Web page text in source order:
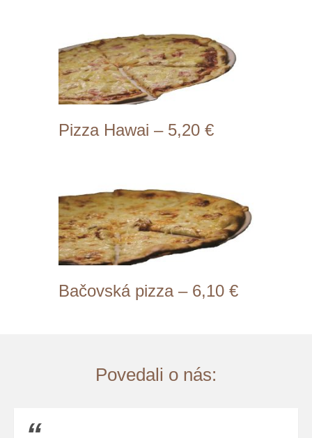
feferónky, syr, vajíčko (1,3,7)
Pizza Hawai – 5,20 €
Bačovská pizza – 6,10 €
Povedali o nás: